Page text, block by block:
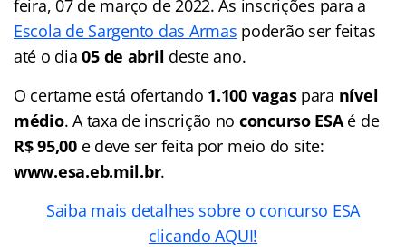
feira, 07 de março de 2022. As inscrições para a
Escola de Sargento das Armas poderão ser feitas
até o dia05 de abril deste ano.
O certame está ofertando 1.100 vagaspara nível
médio. A taxa de inscrição no concurso ESAé de
R$ 95,00e deve ser feita por meio do site:
www.esa.eb.mil.br.
Saiba mais detalhes sobre o concurso ESA
clicando AQUI!